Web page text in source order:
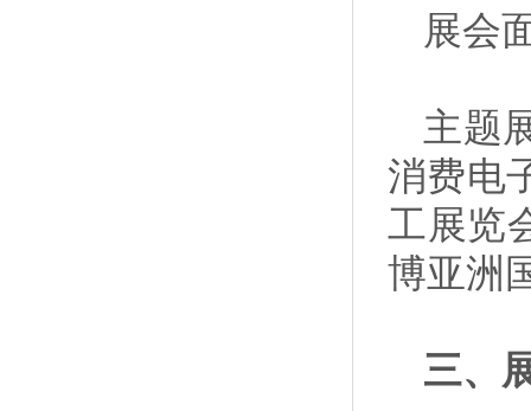
展会
主题
消费电
工展览
博亚洲
三、